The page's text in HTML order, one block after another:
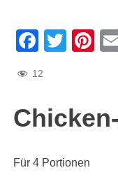
12
Für 4 Portionen